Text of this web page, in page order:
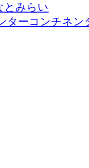
とみらい
ターコンチネ